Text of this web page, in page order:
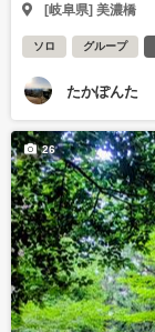
[岐阜県] 美濃橋
ソロ グループ
たかぽんた
26